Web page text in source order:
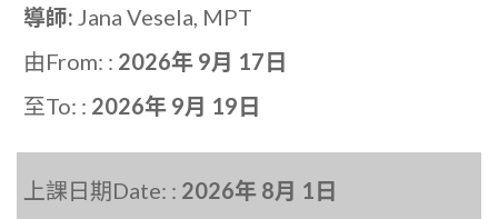
導師: Jana Vesela, MPT
由From: : 2026年 9月 17日
至To: : 2026年 9月 19日
上課日期Date: : 2026年 8月 1日